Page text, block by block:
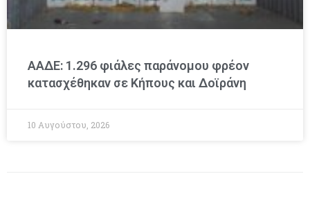
ΑΑΔΕ: 1.296 φιάλες παράνομου φρέον
κατασχέθηκαν σε Κήπους και Δοϊράνη
10 Αυγούστου, 2026